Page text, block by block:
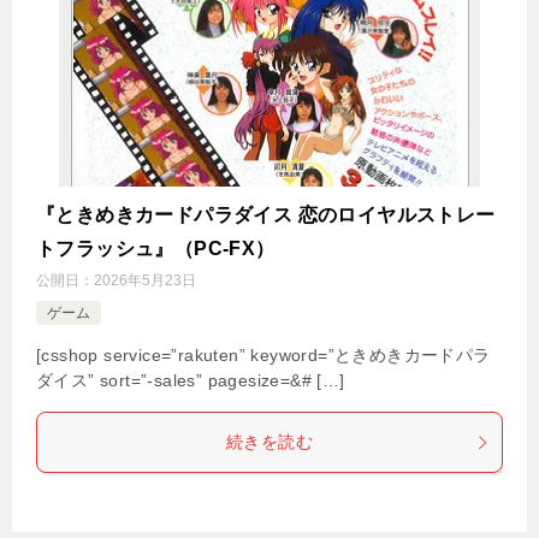
『ときめきカードパラダイス 恋のロイヤルストレー
トフラッシュ』（PC-FX）
公開日： 2026年5月23日
ゲーム
[csshop service=”rakuten” keyword=”ときめきカードパラ
ダイス” sort=”-sales” pagesize=&# […]
続きを読む